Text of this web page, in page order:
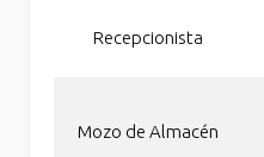
Recepcionista
Mozo de Almacén